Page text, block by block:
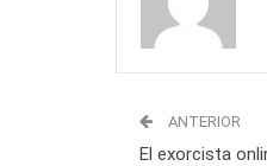
ANTERIOR
El exorcista